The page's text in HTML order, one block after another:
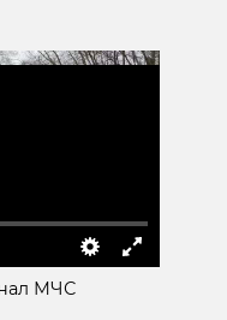
МЧС